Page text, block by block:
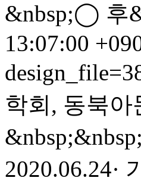
&nbsp;◯ 후
13:07:00
학회, 동북
2020.06.24·